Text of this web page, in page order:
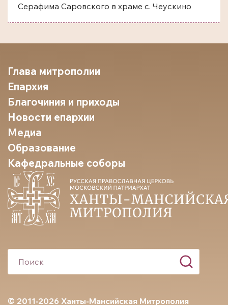
Серафима Саровского в храме с. Чеускино
© 2011-2026 Ханты-Мансийская Митрополия
Глава митрополии
Епархия
Благочиния и приходы
Новости епархии
Медиа
Образование
Кафедральные соборы